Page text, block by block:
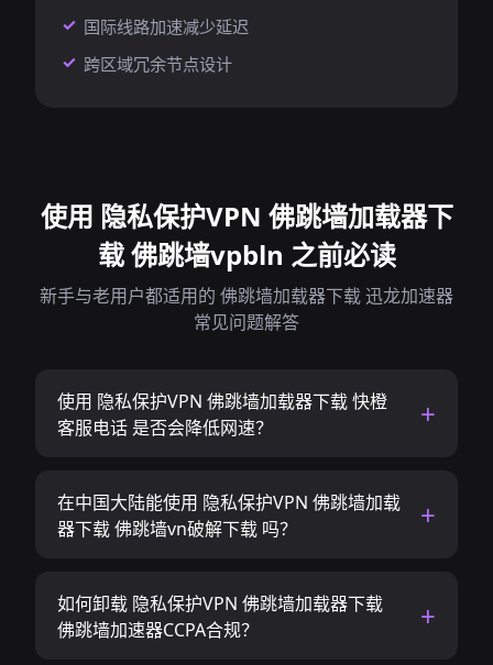
国际线路加速减少延迟
跨区域冗余节点设计
使用 隐私保护VPN 佛跳墙加载器下
载 佛跳墙vpbln 之前必读
新手与老用户都适用的 佛跳墙加载器下载 迅龙加速器
常见问题解答
使用 隐私保护VPN 佛跳墙加载器下载 快橙
客服电话 是否会降低网速？
在中国大陆能使用 隐私保护VPN 佛跳墙加载
器下载 佛跳墙vn破解下载 吗？
如何卸载 隐私保护VPN 佛跳墙加载器下载
佛跳墙加速器CCPA合规？